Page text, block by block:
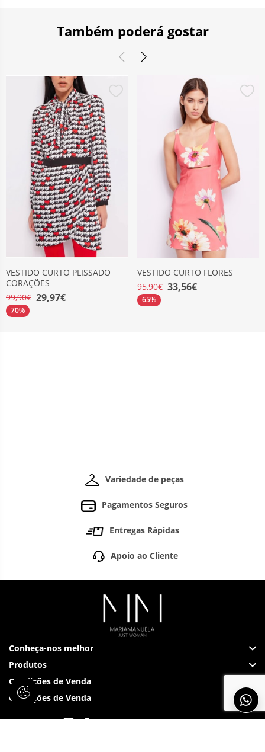
Também poderá gostar
VESTIDO CURTO PLISSADO
CORAÇÕES
99,90€ 29,97€
70%
VESTIDO CURTO FLORES
95,90€ 33,56€
65%
Variedade de peças
Pagamentos Seguros
Entregas Rápidas
Apoio ao Cliente
Conheça-nos melhor
Produtos
Condições de Venda
Condições de Venda